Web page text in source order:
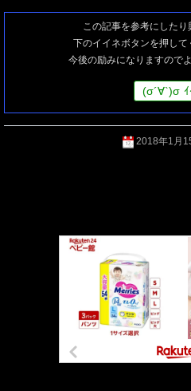
この記事を参考にした
下のイイネボタンを押して
今後の励みになりますので
(σ´∀`)σ
2018年1月